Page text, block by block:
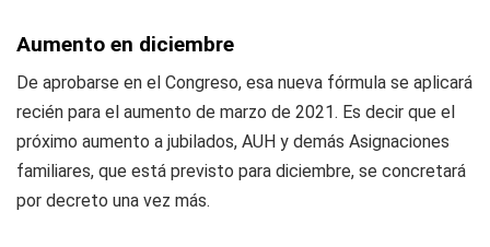
Aumento en diciembre
De aprobarse en el Congreso, esa nueva fórmula se aplicará
recién para el aumento de marzo de 2021. Es decir que el
próximo aumento a jubilados, AUH y demás Asignaciones
familiares, que está previsto para diciembre, se concretará
por decreto una vez más.